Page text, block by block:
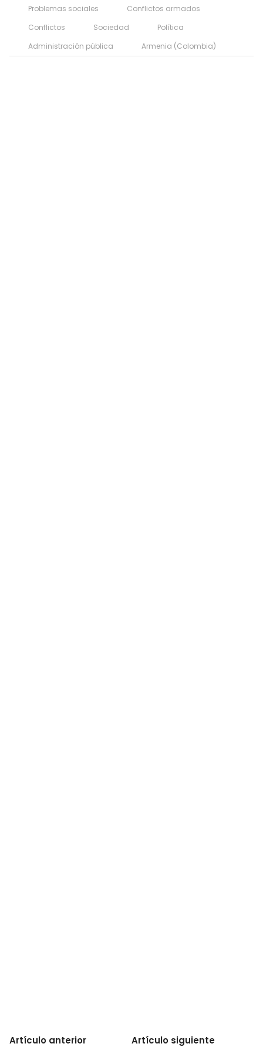
Problemas sociales
Conflictos armados
Conflictos
Sociedad
Política
Administración pública
Armenia (Colombia)
Artículo anterior Artículo siguiente